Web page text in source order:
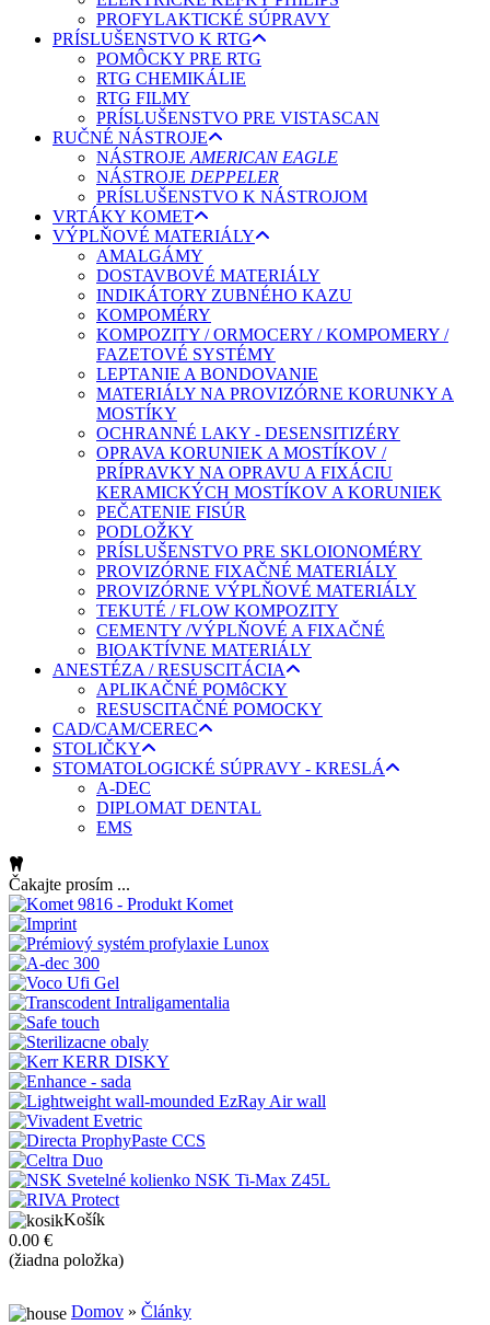
PROFYLAKTICKÉ SÚPRAVY
PRÍSLUŠENSTVO K RTG
POMÔCKY PRE RTG
RTG CHEMIKÁLIE
RTG FILMY
PRÍSLUŠENSTVO PRE VISTASCAN
RUČNÉ NÁSTROJE
NÁSTROJE AMERICAN EAGLE
NÁSTROJE DEPPELER
PRÍSLUŠENSTVO K NÁSTROJOM
VRTÁKY KOMET
VÝPLŇOVÉ MATERIÁLY
AMALGÁMY
DOSTAVBOVÉ MATERIÁLY
INDIKÁTORY ZUBNÉHO KAZU
KOMPOMÉRY
KOMPOZITY / ORMOCERY / KOMPOMERY /
FAZETOVÉ SYSTÉMY
LEPTANIE A BONDOVANIE
MATERIÁLY NA PROVIZÓRNE KORUNKY A
MOSTÍKY
OCHRANNÉ LAKY - DESENSITIZÉRY
OPRAVA KORUNIEK A MOSTÍKOV /
PRÍPRAVKY NA OPRAVU A FIXÁCIU
KERAMICKÝCH MOSTÍKOV A KORUNIEK
PEČATENIE FISÚR
PODLOŽKY
PRÍSLUŠENSTVO PRE SKLOIONOMÉRY
PROVIZÓRNE FIXAČNÉ MATERIÁLY
PROVIZÓRNE VÝPLŇOVÉ MATERIÁLY
TEKUTÉ / FLOW KOMPOZITY
CEMENTY /VÝPLŇOVÉ A FIXAČNÉ
BIOAKTÍVNE MATERIÁLY
ANESTÉZA / RESUSCITÁCIA
APLIKAČNÉ POMôCKY
RESUSCITAČNÉ POMOCKY
CAD/CAM/CEREC
STOLIČKY
STOMATOLOGICKÉ SÚPRAVY - KRESLÁ
A-DEC
DIPLOMAT DENTAL
EMS
Čakajte prosím ...
Košík
0.00 €
(žiadna položka)
Domov » Články